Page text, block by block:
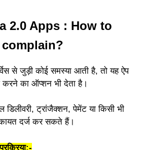
2.0 Apps : How to
complain?
से जुड़ी कोई समस्या आती है, तो यह ऐप
का ऑप्शन भी देता है।
डिलीवरी, ट्रांजैक्शन, पेमेंट या किसी भी
दर्ज कर सकते हैं।